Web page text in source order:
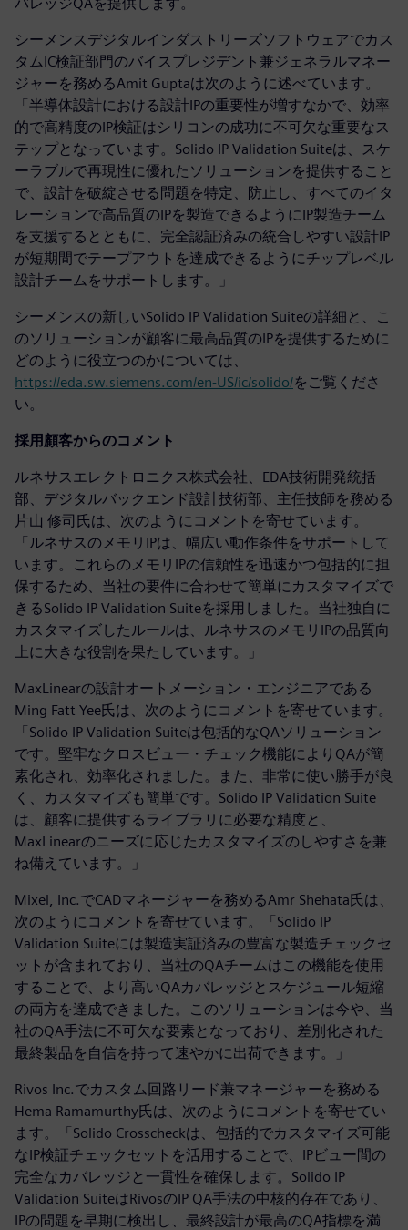
シーメンスデジタルインダストリーズソフトウェアでカス
タムIC検証部門のバイスプレジデント兼ジェネラルマネー
ジャーを務めるAmit Guptaは次のように述べています。
「半導体設計における設計IPの重要性が増すなかで、効率
的で高精度のIP検証はシリコンの成功に不可欠な重要なス
テップとなっています。Solido IP Validation Suiteは、スケ
ーラブルで再現性に優れたソリューションを提供すること
で、設計を破綻させる問題を特定、防止し、すべてのイタ
レーションで高品質のIPを製造できるようにIP製造チーム
を支援するとともに、完全認証済みの統合しやすい設計IP
が短期間でテープアウトを達成できるようにチップレベル
設計チームをサポートします。」
シーメンスの新しいSolido IP Validation Suiteの詳細と、こ
のソリューションが顧客に最高品質のIPを提供するために
どのように役立つのかについては、
https://eda.sw.siemens.com/en-US/ic/solido/をご覧くださ
い。
採用顧客からのコメント
ルネサスエレクトロニクス株式会社、EDA技術開発統括
部、デジタルバックエンド設計技術部、主任技師を務める
片山 修司氏は、次のようにコメントを寄せています。
「ルネサスのメモリIPは、幅広い動作条件をサポートして
います。これらのメモリIPの信頼性を迅速かつ包括的に担
保するため、当社の要件に合わせて簡単にカスタマイズで
きるSolido IP Validation Suiteを採用しました。当社独自に
カスタマイズしたルールは、ルネサスのメモリIPの品質向
上に大きな役割を果たしています。」
MaxLinearの設計オートメーション・エンジニアである
Ming Fatt Yee氏は、次のようにコメントを寄せています。
「Solido IP Validation Suiteは包括的なQAソリューション
です。堅牢なクロスビュー・チェック機能によりQAが簡
素化され、効率化されました。また、非常に使い勝手が良
く、カスタマイズも簡単です。Solido IP Validation Suite
は、顧客に提供するライブラリに必要な精度と、
MaxLinearのニーズに応じたカスタマイズのしやすさを兼
ね備えています。」
Mixel, Inc.でCADマネージャーを務めるAmr Shehata氏は、
次のようにコメントを寄せています。「Solido IP
Validation Suiteには製造実証済みの豊富な製造チェックセ
ットが含まれており、当社のQAチームはこの機能を使用
することで、より高いQAカバレッジとスケジュール短縮
の両方を達成できました。このソリューションは今や、当
社のQA手法に不可欠な要素となっており、差別化された
最終製品を自信を持って速やかに出荷できます。」
Rivos Inc.でカスタム回路リード兼マネージャーを務める
Hema Ramamurthy氏は、次のようにコメントを寄せてい
ます。「Solido Crosscheckは、包括的でカスタマイズ可能
なIP検証チェックセットを活用することで、IPビュー間の
完全なカバレッジと一貫性を確保します。Solido IP
Validation SuiteはRivosのIP QA手法の中核的存在であり、
IPの問題を早期に検出し、最終設計が最高のQA指標を満